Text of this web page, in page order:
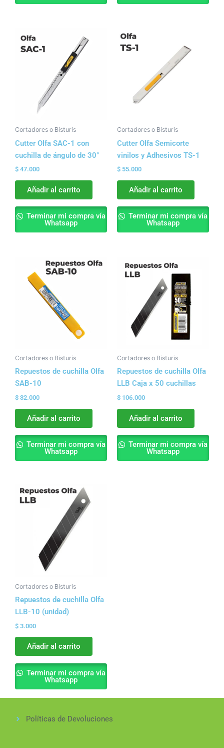
Cortadores o Bisturis
Cutter Olfa SAC-1 con
cuchilla de ángulo de 30°
$ 47.000
Añadir al carrito
Terminar mi compra vía
Whatsapp
Cortadores o Bisturis
Cutter Olfa Semicorte
vinilos y Adhesivos TS-1
$ 55.000
Añadir al carrito
Terminar mi compra vía
Whatsapp
Cortadores o Bisturis
Repuestos de cuchilla Olfa
SAB-10
$ 32.000
Añadir al carrito
Terminar mi compra vía
Whatsapp
Cortadores o Bisturis
Repuestos de cuchilla Olfa
LLB Caja x 50 cuchillas
$ 106.000
Añadir al carrito
Terminar mi compra vía
Whatsapp
Cortadores o Bisturis
Repuestos de cuchilla Olfa
LLB-10 (unidad)
$ 3.000
Añadir al carrito
Terminar mi compra vía
Whatsapp
Políticas de Devoluciones